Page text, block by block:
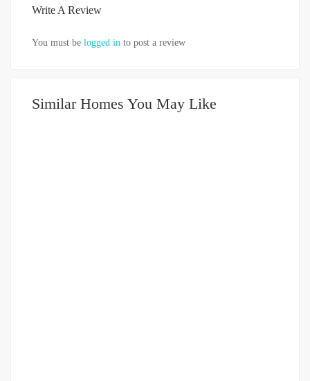
Write A Review
You must be logged in to post a review
Similar Homes You May Like